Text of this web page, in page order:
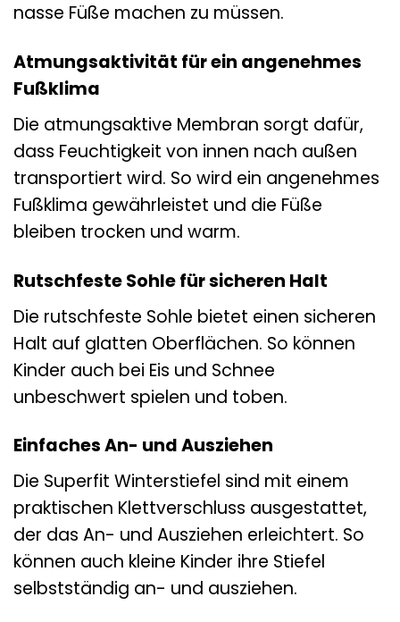
nasse Füße machen zu müssen.
Atmungsaktivität für ein angenehmes
Fußklima
Die atmungsaktive Membran sorgt dafür,
dass Feuchtigkeit von innen nach außen
transportiert wird. So wird ein angenehmes
Fußklima gewährleistet und die Füße
bleiben trocken und warm.
Rutschfeste Sohle für sicheren Halt
Die rutschfeste Sohle bietet einen sicheren
Halt auf glatten Oberflächen. So können
Kinder auch bei Eis und Schnee
unbeschwert spielen und toben.
Einfaches An- und Ausziehen
Die Superfit Winterstiefel sind mit einem
praktischen Klettverschluss ausgestattet,
der das An- und Ausziehen erleichtert. So
können auch kleine Kinder ihre Stiefel
selbstständig an- und ausziehen.